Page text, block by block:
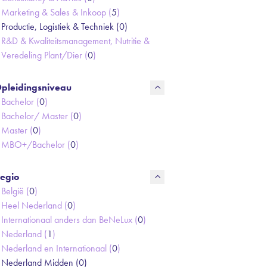
Marketing & Sales & Inkoop (5)
Productie, Logistiek & Techniek (0)
R&D & Kwaliteitsmanagement, Nutritie &
Veredeling Plant/Dier (0)
Bachelor (0)
Bachelor/ Master (0)
Master (0)
MBO+/Bachelor (0)
België (0)
Heel Nederland (0)
Internationaal anders dan BeNeLux (0)
Nederland (1)
Nederland en Internationaal (0)
Nederland Midden (0)